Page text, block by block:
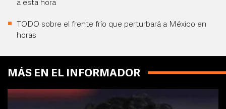
a esta hora
TODO sobre el frente frío que perturbará a México en
horas
MÁS EN EL INFORMADOR